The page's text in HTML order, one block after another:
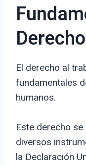
El derecho al
fundamentales
humanos.
Este derecho
diversos
la Declaración